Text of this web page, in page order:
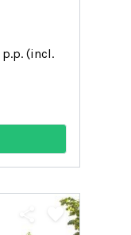
(incl.
favorite